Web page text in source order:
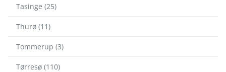
Tasinge (25)
Thurø (11)
Tommerup (3)
Tørresø (110)